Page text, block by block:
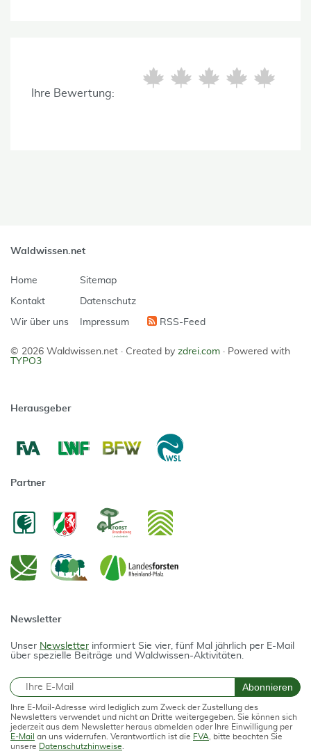
Ihre Bewertung:
Waldwissen.net
Home
Kontakt
Wir über uns
Sitemap
Datenschutz
Impressum RSS-Feed
© 2026 Waldwissen.net · Created by zdrei.com · Powered with
TYPO3
Herausgeber
Partner
Newsletter
Unser Newsletter informiert Sie vier, fünf Mal jährlich per E-Mail
über spezielle Beiträge und Waldwissen-Aktivitäten.
E-Mail Abonnieren
Ihre E-Mail-Adresse wird lediglich zum Zweck der Zustellung des
Newsletters verwendet und nicht an Dritte weitergegeben. Sie können sich
jederzeit aus dem Newsletter heraus abmelden oder Ihre Einwilligung per
E-Mail an uns widerrufen. Verantwortlich ist die FVA , bitte beachten Sie
unsere Datenschutzhinweise